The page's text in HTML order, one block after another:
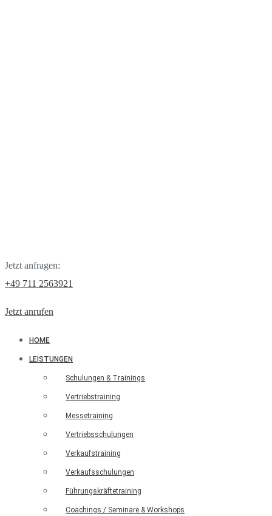
Jetzt anfragen:
+49 711 2563921
Jetzt anrufen
HOME
LEISTUNGEN
Schulungen & Trainings
Vertriebstraining
Messetraining
Vertriebsschulungen
Verkaufstraining
Verkaufsschulungen
Führungskräftetraining
Coachings / Seminare & Workshops